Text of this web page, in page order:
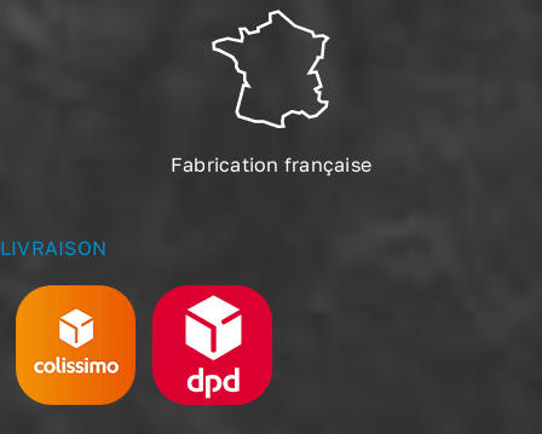
Fabrication française
LIVRAISON